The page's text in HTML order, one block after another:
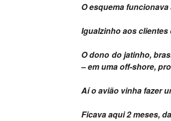
O esquema funcionava
Igualzinho aos
O dono do jatinho,
– em uma off-shore,
Aí o avião vinha fazer
Ficava aqui 2 meses,